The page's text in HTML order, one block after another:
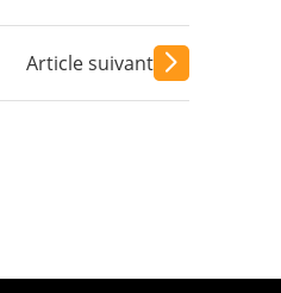
Article suivant